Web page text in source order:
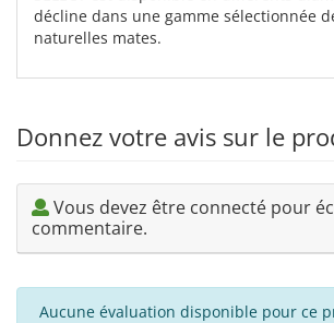
décline dans une gamme sélectionnée
naturelles mates.
Donnez votre avis sur le
Vous devez être connecté pour
commentaire.
Aucune évaluation disponible pour ce